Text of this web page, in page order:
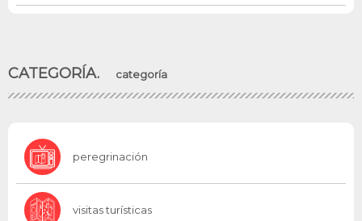
CATEGORÍA. categoría
peregrinación
visitas turísticas